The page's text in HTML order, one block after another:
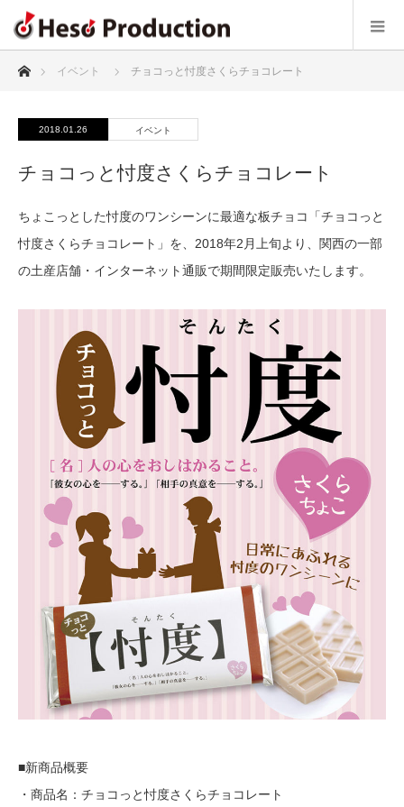
ホームイベント チョコっと忖度さくらチョコレート
2018.01.26 イベント
チョコっと忖度さくらチョコレート
ちょこっとした忖度のワンシーンに最適な板チョコ「チョコっと
忖度さくらチョコレート」を、2018年2月上旬より、関西の一部
の土産店舗・インターネット通販で期間限定販売いたします。
■新商品概要
・商品名：チョコっと忖度さくらチョコレート